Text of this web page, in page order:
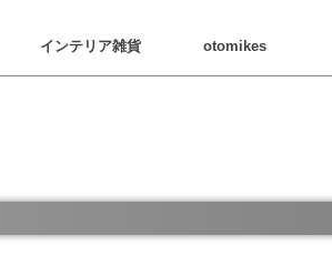
インテリア雑貨 otomikes